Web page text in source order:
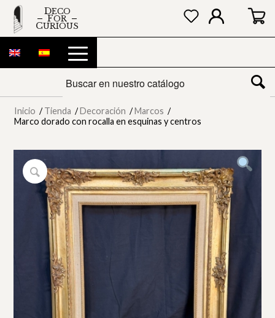
DECO
FOR
CURIOUS
Inicio / Tienda / Decoración / Marcos /
Marco dorado con rocalla en esquinas y centros